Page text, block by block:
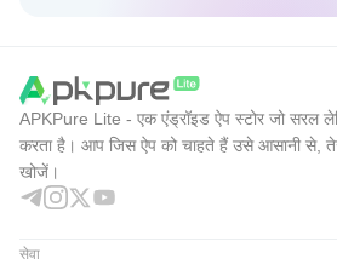
APKPure Lite - एक एंड्रॉइड ऐप स्टोर जो सरल
करता है। आप जिस ऐप को चाहते हैं उसे आसानी से,
खोजें।
सेवा